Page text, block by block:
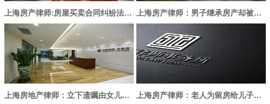
上海房产律师:房屋买卖合同纠纷法律评析 上海房产律师：男子继承房产却被告知需前妻同意
上海房地产律师：立下遗嘱由女儿继承房产，女儿仍不能完全继承 上海房产律师：老人为留房给儿子，逼女儿放弃继承权